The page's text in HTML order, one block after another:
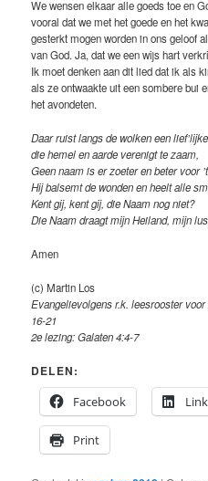
We wensen elkaar alle goeds toe en
vooral dat we met het goede en het
gesterkt mogen worden in ons geloof
van God. Ja, dat we een wijs hart
Ik moet denken aan dit lied dat ik als
als ze ontwaakte uit een sombere bui
het avondeten.
Daar ruist langs de wolken een
die hemel en aarde verenigt te zaam,
Geen naam is er zoeter en beter voor
Hij balsemt de wonden en heelt alle
Kent gij, kent gij, die Naam nog niet?
Die Naam draagt mijn Heiland, mijn
Amen
(c) Martin Los
Evangelievolgens r.k. leesrooster
16-21
2e lezing: Galaten 4:4-7
DELEN:
Facebook
Print